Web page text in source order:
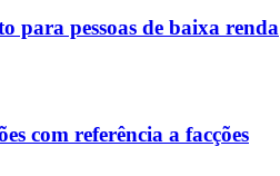
para pessoas de baixa renda
com referência a facções